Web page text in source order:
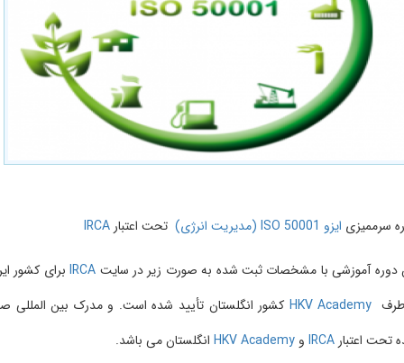
ایزو 50001 ISO (مدیریت انرژی) تحت اعتبارIRCA
آموزشی با مشخصات ثبت شده به صورت زیر در سایتIRCA برای کشور ایران
HKV Academy کشور انگلستان تأیید شده است. و مدرک بین المللی صادر
اعتبارIRCAوHKV Academyانگلستان می باشد.